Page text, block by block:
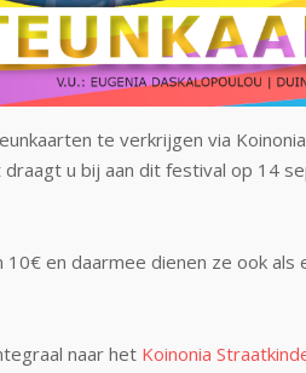
te verkrijgen via
u bij aan dit festival op 14
10€ en daarmee dienen ze ook
naar het Koinonia